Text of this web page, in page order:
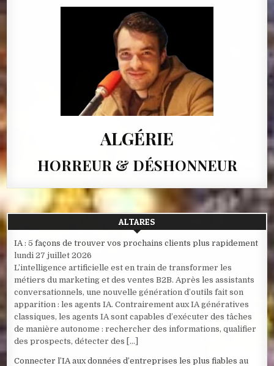
ALGÉRIE
HORREUR & DÉSHONNEUR
ALTARES
IA : 5 façons de trouver vos prochains clients plus rapidement
lundi 27 juillet 2026
L’intelligence artificielle est en train de transformer les
métiers du marketing et des ventes B2B. Après les assistants
conversationnels, une nouvelle génération d’outils fait son
apparition : les agents IA. Contrairement aux IA génératives
classiques, les agents IA sont capables d’exécuter des tâches
de manière autonome : rechercher des informations, qualifier
des prospects, détecter des […]
Connecter l’IA aux données d’entreprises les plus fiables au